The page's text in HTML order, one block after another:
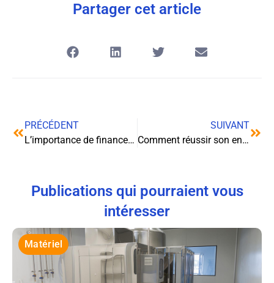
Partager cet article
PRÉCÉDENT
L’importance de financer votre formation
SUIVANT
Comment réussir son entretien d’embauche ?
Publications qui pourraient vous
intéresser
Matériel